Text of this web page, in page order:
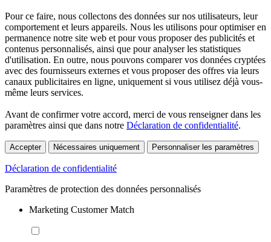
Pour ce faire, nous collectons des données sur nos utilisateurs, leur
comportement et leurs appareils. Nous les utilisons pour optimiser en
permanence notre site web et pour vous proposer des publicités et
contenus personnalisés, ainsi que pour analyser les statistiques
d'utilisation. En outre, nous pouvons comparer vos données cryptées
avec des fournisseurs externes et vous proposer des offres via leurs
canaux publicitaires en ligne, uniquement si vous utilisez déjà vous-
même leurs services.
Avant de confirmer votre accord, merci de vous renseigner dans les
paramètres ainsi que dans notre Déclaration de confidentialité.
Accepter Nécessaires uniquement Personnaliser les paramètres
Déclaration de confidentialité
Paramètres de protection des données personnalisés
Marketing Customer Match